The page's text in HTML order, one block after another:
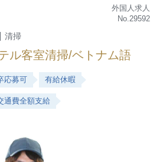
外国人求人
No.29592
清掃
ル客室清掃/ベトナム語
応募可 有給休暇
通費全額支給